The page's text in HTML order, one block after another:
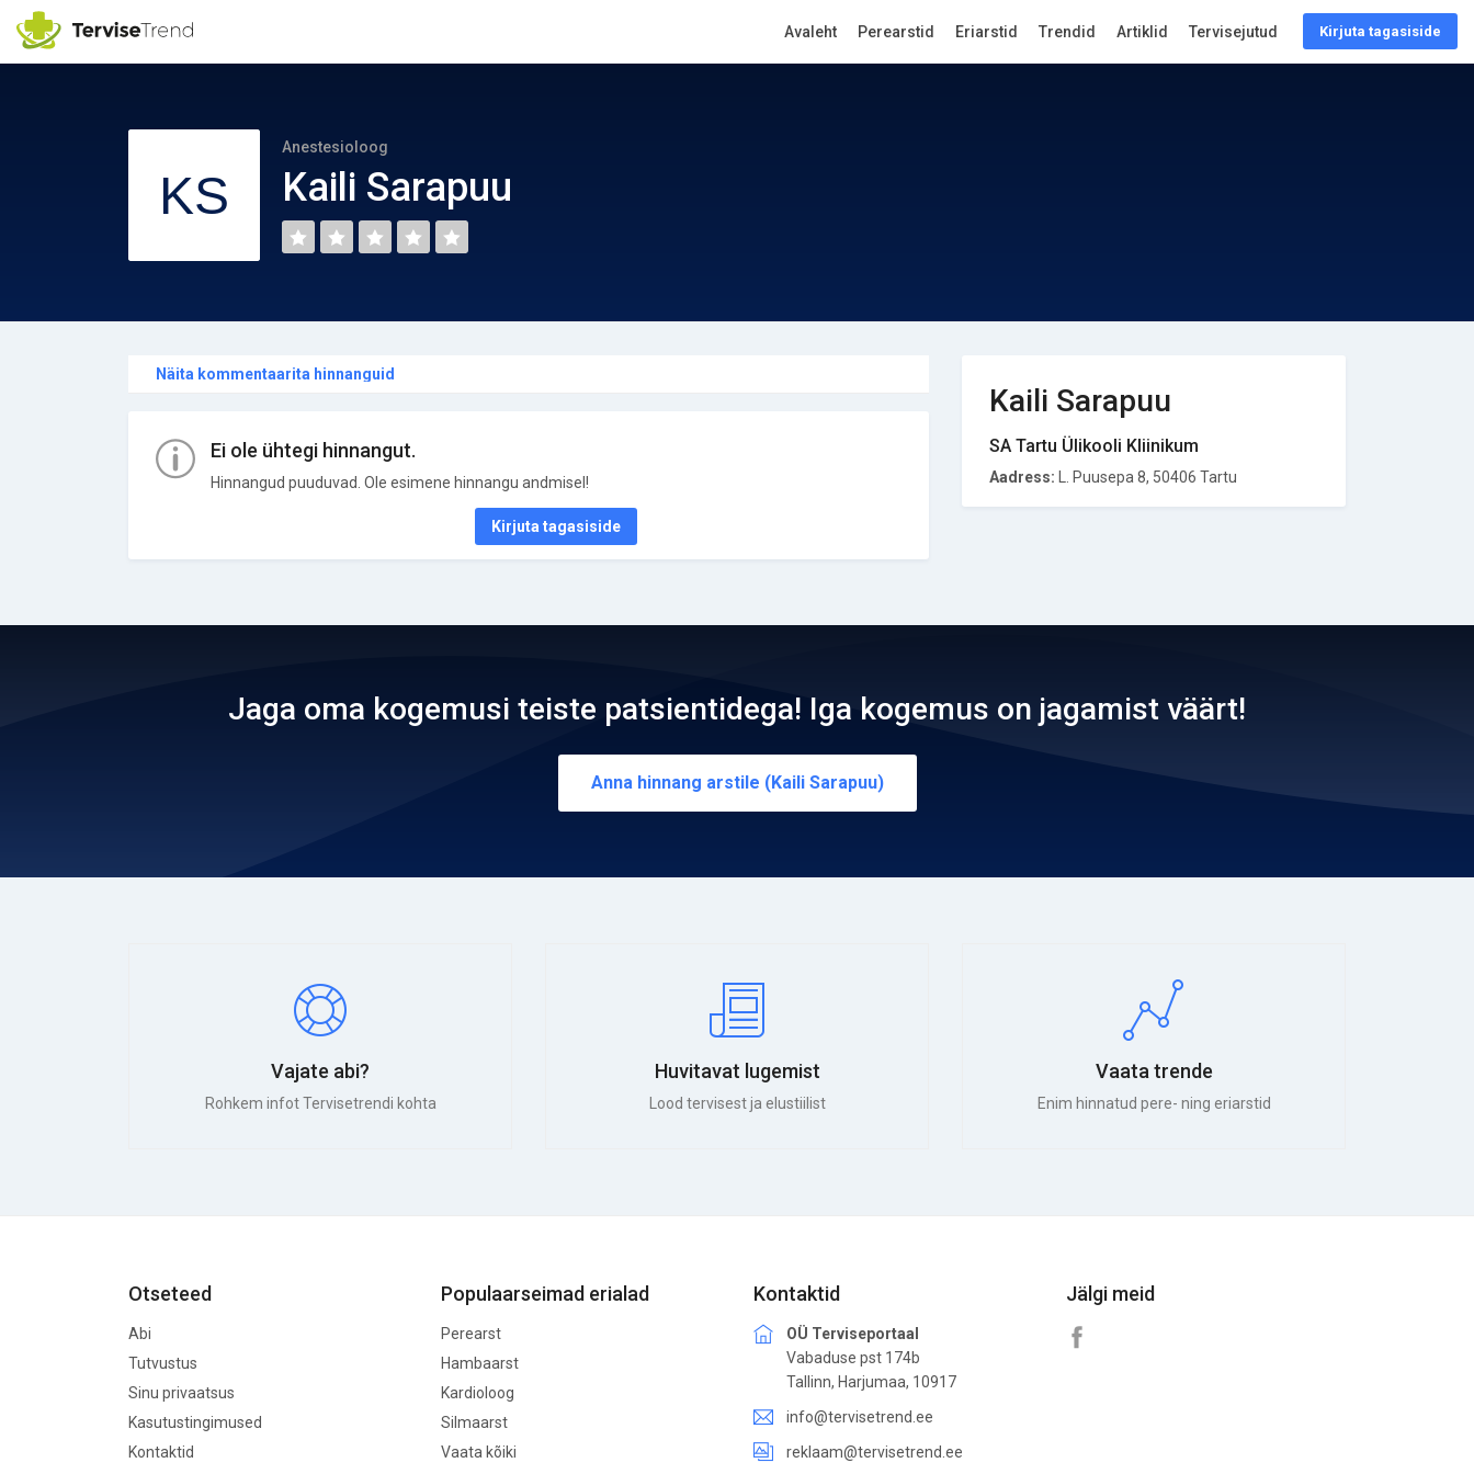
Anestesioloog
Kaili Sarapuu
Näita kommentaarita hinnanguid
Ei ole ühtegi hinnangut.
Hinnangud puuduvad. Ole esimene hinnangu andmisel!
Kirjuta tagasiside
Kaili Sarapuu
SA Tartu Ülikooli Kliinikum
Aadress: L. Puusepa 8, 50406 Tartu
Jaga oma kogemusi teiste patsientidega! Iga kogemus on jagamist väärt!
Anna hinnang arstile (Kaili Sarapuu)
Vajate abi?
Rohkem infot Tervisetrendi kohta
Huvitavat lugemist
Lood tervisest ja elustiilist
Vaata trende
Enim hinnatud pere- ning eriarstid
Otseteed
Abi
Tutvustus
Sinu privaatsus
Kasutustingimused
Kontaktid
Populaarseimad erialad
Perearst
Hambaarst
Kardioloog
Silmaarst
Vaata kõiki
Kontaktid
OÜ Terviseportaal
Vabaduse pst 174b
Tallinn, Harjumaa, 10917
info@tervisetrend.ee
reklaam@tervisetrend.ee
Jälgi meid
Kirjuta tagasiside
Avaleht Perearstid Eriarstid Trendid Artiklid Tervisejutud